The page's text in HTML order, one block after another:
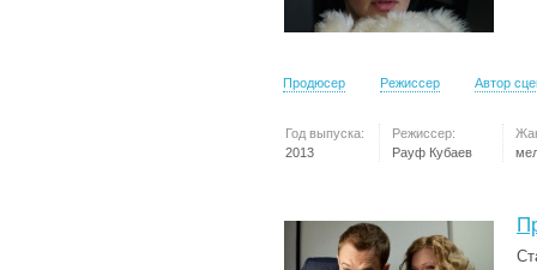
Продюсер Режиссер Автор
Год выпуска:
2013
Режиссер:
Рауф Кубаев